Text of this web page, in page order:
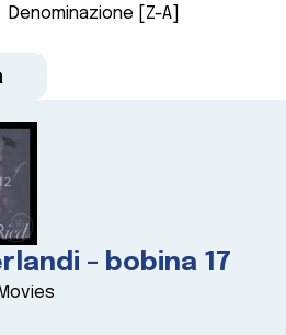
Denominazione [Z-A]
- bobina 17